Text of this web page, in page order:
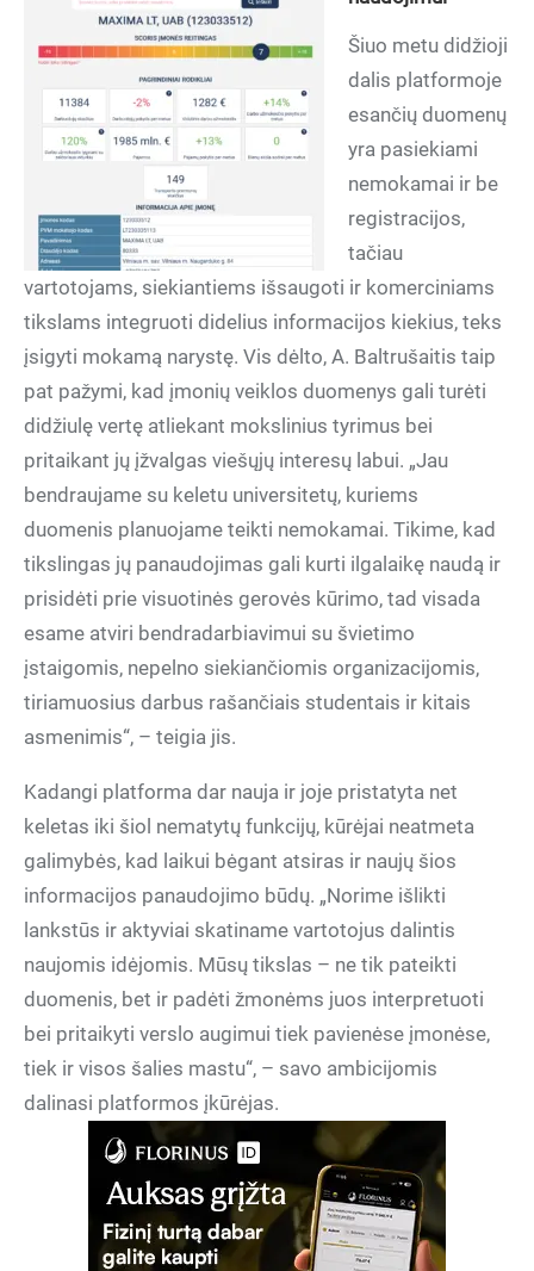
Šiuo metu didžioji
dalis platformoje
esančių duomenų
yra pasiekiami
nemokamai ir be
registracijos,
tačiau
vartotojams, siekiantiems išsaugoti ir komerciniams
tikslams integruoti didelius informacijos kiekius, teks
įsigyti mokamą narystę. Vis dėlto, A. Baltrušaitis taip
pat pažymi, kad įmonių veiklos duomenys gali turėti
didžiulę vertę atliekant mokslinius tyrimus bei
pritaikant jų įžvalgas viešųjų interesų labui. „Jau
bendraujame su keletu universitetų, kuriems
duomenis planuojame teikti nemokamai. Tikime, kad
tikslingas jų panaudojimas gali kurti ilgalaikę naudą ir
prisidėti prie visuotinės gerovės kūrimo, tad visada
esame atviri bendradarbiavimui su švietimo
įstaigomis, nepelno siekiančiomis organizacijomis,
tiriamuosius darbus rašančiais studentais ir kitais
asmenimis“, – teigia jis.
Kadangi platforma dar nauja ir joje pristatyta net
keletas iki šiol nematytų funkcijų, kūrėjai neatmeta
galimybės, kad laikui bėgant atsiras ir naujų šios
informacijos panaudojimo būdų. „Norime išlikti
lankstūs ir aktyviai skatiname vartotojus dalintis
naujomis idėjomis. Mūsų tikslas – ne tik pateikti
duomenis, bet ir padėti žmonėms juos interpretuoti
bei pritaikyti verslo augimui tiek pavienėse įmonėse,
tiek ir visos šalies mastu“, – savo ambicijomis
dalinasi platformos įkūrėjas.